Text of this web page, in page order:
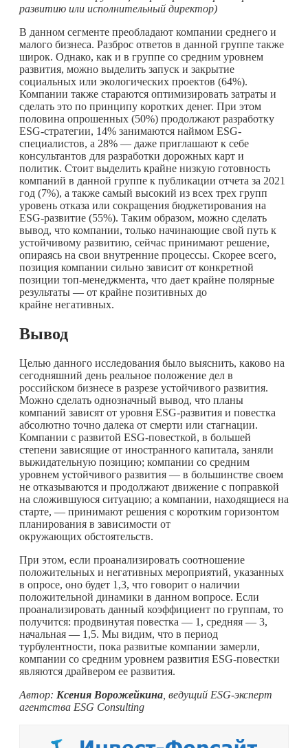
развитию или исполнительный директор)
В данном сегменте преобладают компании среднего и
малого бизнеса. Разброс ответов в данной группе также
широк. Однако, как и в группе со средним уровнем
развития, можно выделить запуск и закрытие
социальных или экологических проектов (64%).
Компании также стараются оптимизировать затраты и
сделать это по принципу коротких денег. При этом
половина опрошенных (50%) продолжают разработку
ESG-стратегии, 14% занимаются наймом ESG-
специалистов, а 28% — даже приглашают к себе
консультантов для разработки дорожных карт и
политик. Стоит выделить крайне низкую готовность
компаний в данной группе к публикации отчета за 2021
год (7%), а также самый высокий из всех трех групп
уровень отказа или сокращения бюджетирования на
ESG-развитие (55%). Таким образом, можно сделать
вывод, что компании, только начинающие свой путь к
устойчивому развитию, сейчас принимают решение,
опираясь на свои внутренние процессы. Скорее всего,
позиция компании сильно зависит от конкретной
позиции топ-менеджмента, что дает крайне полярные
результаты — от крайне позитивных до
крайне негативных.
Вывод
Целью данного исследования было выяснить, каково на
сегодняшний день реальное положение дел в
российском бизнесе в разрезе устойчивого развития.
Можно сделать однозначный вывод, что планы
компаний зависят от уровня ESG-развития и повестка
абсолютно точно далека от смерти или стагнации.
Компании с развитой ESG-повесткой, в большей
степени зависящие от иностранного капитала, заняли
выжидательную позицию; компании со средним
уровнем устойчивого развития — в большинстве своем
не отказываются и продолжают движение с поправкой
на сложившуюся ситуацию; а компании, находящиеся на
старте, — принимают решения с коротким горизонтом
планирования в зависимости от
окружающих обстоятельств.
При этом, если проанализировать соотношение
положительных и негативных мероприятий, указанных
в опросе, оно будет 1,3, что говорит о наличии
положительной динамики в данном вопросе. Если
проанализировать данный коэффициент по группам, то
получится: продвинутая повестка — 1, средняя — 3,
начальная — 1,5. Мы видим, что в период
турбулентности, пока развитые компании замерли,
компании со средним уровнем развития ESG-повестки
являются драйвером ее развития.
Автор: Ксения Ворожейкина , ведущий ESG-эксперт
агентства ESG Consulting